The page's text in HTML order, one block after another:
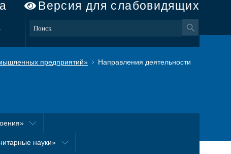
Версия для слабовидящих
предприятий» Направления деятельности
науки»